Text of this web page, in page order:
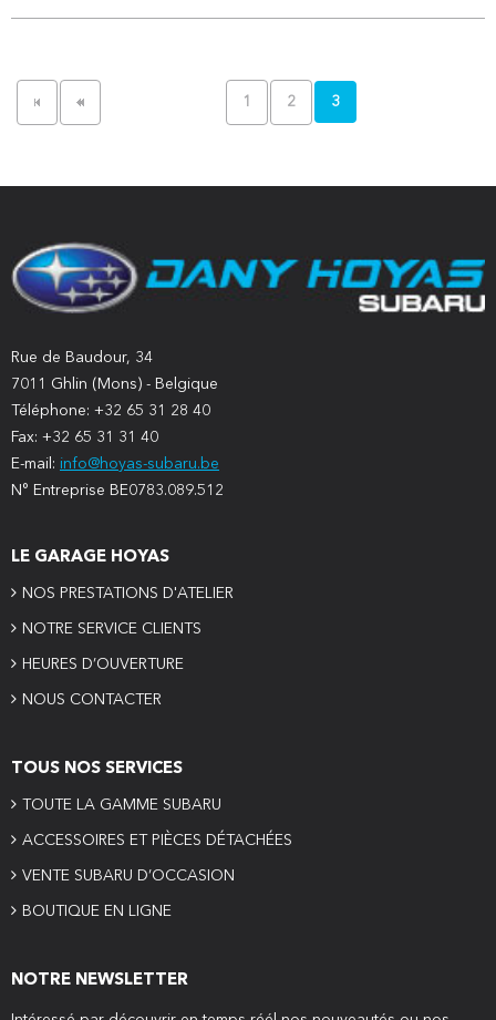
1 2 3
Rue de Baudour, 34
7011 Ghlin (Mons) - Belgique
Téléphone: +32 65 31 28 40
Fax: +32 65 31 31 40
E-mail: info@hoyas-subaru.be
N° Entreprise BE0783.089.512
LE GARAGE HOYAS
NOS PRESTATIONS D'ATELIER
NOTRE SERVICE CLIENTS
HEURES D’OUVERTURE
NOUS CONTACTER
TOUS NOS SERVICES
TOUTE LA GAMME SUBARU
ACCESSOIRES ET PIÈCES DÉTACHÉES
VENTE SUBARU D’OCCASION
BOUTIQUE EN LIGNE
NOTRE NEWSLETTER